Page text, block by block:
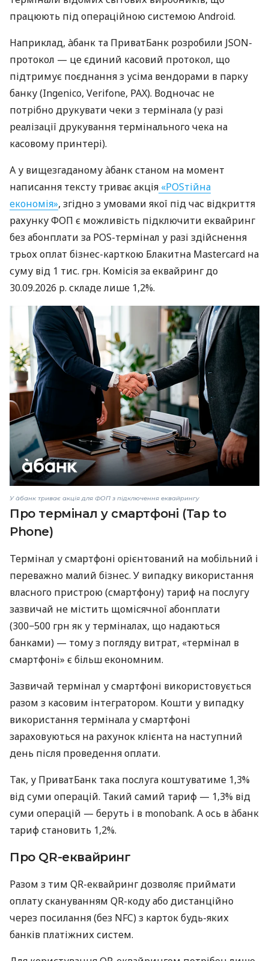
працюють під операційною системою Android.
Наприклад, àбанк та ПриватБанк розробили JSON-
протокол — це єдиний касовий протокол, що
підтримує поєднання з усіма вендорами в парку
банку (Ingenico, Verifone, PAX). Водночас не
потрібно друкувати чеки з термінала (у разі
реалізації друкування термінального чека на
касовому принтері).
А у вищезгаданому àбанк станом на момент
написання тексту триває акція «POSтійна
економія», згідно з умовами якої під час відкриття
рахунку ФОП є можливість підключити еквайринг
без абонплати за POS-термінал у разі здійснення
трьох оплат бізнес-карткою Блакитна Mastercard на
суму від 1 тис. грн. Комісія за еквайринг до
30.09.2026 р. складе лише 1,2%.
У àбанк триває акція для ФОП з підключення еквайрингу
Про термінал у смартфоні (Tap to
Phone)
Термінал у смартфоні орієнтований на мобільний і
переважно малий бізнес. У випадку використання
власного пристрою (смартфону) тариф на послугу
зазвичай не містить щомісячної абонплати
(300−500 грн як у терміналах, що надаються
банками) — тому з погляду витрат, «термінал в
смартфоні» є більш економним.
Зазвичай термінал у смартфоні використовується
разом з касовим інтегратором. Кошти у випадку
використання термінала у смартфоні
зараховуються на рахунок клієнта на наступний
день після проведення оплати.
Так, у ПриватБанк така послуга коштуватиме 1,3%
від суми операцій. Такий самий тариф — 1,3% від
суми операцій — беруть і в monobank. А ось в àбанк
тариф становить 1,2%.
Про QR-еквайринг
Разом з тим QR-еквайринг дозволяє приймати
оплату скануванням QR-коду або дистанційно
через посилання (без NFC) з карток будь-яких
банків платіжних систем.